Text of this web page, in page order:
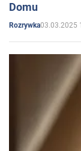
Domu
Rozrywka03.03.2025